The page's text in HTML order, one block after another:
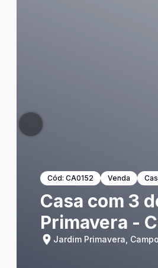
Cód: CA0152 Venda
Casa com 3
Primavera -
Jardim Primavera,